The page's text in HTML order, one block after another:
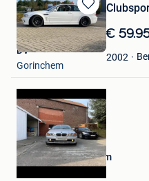
Bewaren
in
Mijn
Favorieten
€
2002
DV
Gorinchem
Mijn
Favorieten
Nynke Vanryckeghem